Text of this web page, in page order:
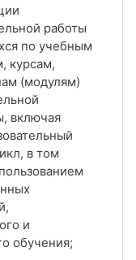
работы
по учебным
курсам,
(модулям)
включая
в том
и
обучения;